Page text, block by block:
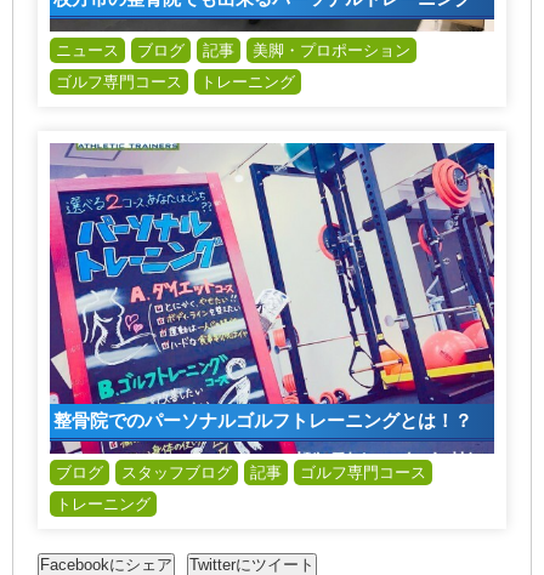
ニュース ブログ 記事
美脚・プロポーション
ゴルフ専門コース
トレーニング
整骨院でのパーソナルゴルフトレーニングとは！？
ブログ スタッフブログ 記事
ゴルフ専門コース
トレーニング